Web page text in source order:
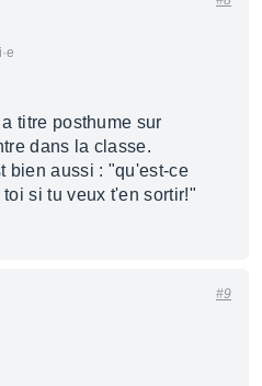
titre posthume sur
dans la classe.
bien aussi : "qu'est-ce
si tu veux t'en sortir!"
#9